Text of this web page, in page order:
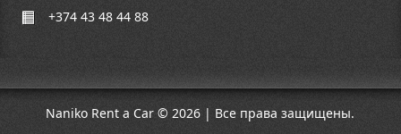
+374 43 48 44 88
Naniko Rent a Car © 2026 | Все права защищены.